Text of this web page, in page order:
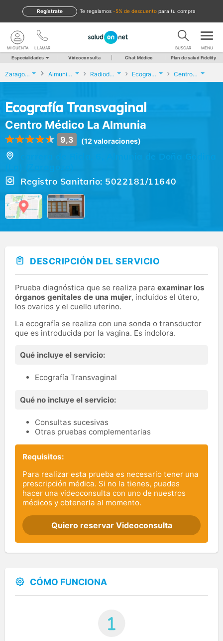
te regalamos -5% de descuento para tu compra
Regístrate
LLAMAR
MI CUENTA BUSCAR MENU
Especialidades Videoconsulta Chat Médico Plan de salud Fidelity
Zaragoza Almunia de Doña Godina (La) Radiodiagnóstico Ecografía Transvaginal Centro Médico La Almunia
Ecografía Transvaginal
Centro Médico La Almunia
9,3 (12 valoraciones)
Registro Sanitario: 5022181/11640
DESCRIPCIÓN DEL SERVICIO
Prueba diagnóstica que se realiza para examinar los
órganos genitales de una mujer, incluidos el útero,
los ovarios y el cuello uterino.
La ecografía se realiza con una sonda o transductor
que es introducida por la vagina. Es indolora.
Qué incluye el servicio:
Ecografía Transvaginal
Qué no incluye el servicio:
Consultas sucesivas
Otras pruebas complementarias
Requisitos:
Para realizar esta prueba es necesario tener una
prescripción médica. Si no la tienes, puedes
hacer una videoconsulta con uno de nuestros
médicos y obtenerla al momento.
Quiero reservar Videoconsulta
CÓMO FUNCIONA